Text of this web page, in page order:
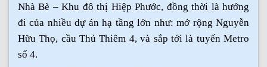
Nhà Bè – Khu đô thị Hiệp Phước, đồng thời là hướng
đi của nhiều dự án hạ tầng lớn như: mở rộng Nguyễn
Hữu Thọ, cầu Thủ Thiêm 4, và sắp tới là tuyến Metro
số 4.